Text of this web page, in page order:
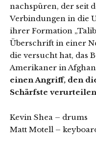
nachspüren, der seit
Verbindungen in die
ihrer Formation
Überschrift in einer
die versucht hat, das
Amerikaner in
einen Angriff, den
Schärfste verurteilen
Kevin Shea – drums
Matt Motell –